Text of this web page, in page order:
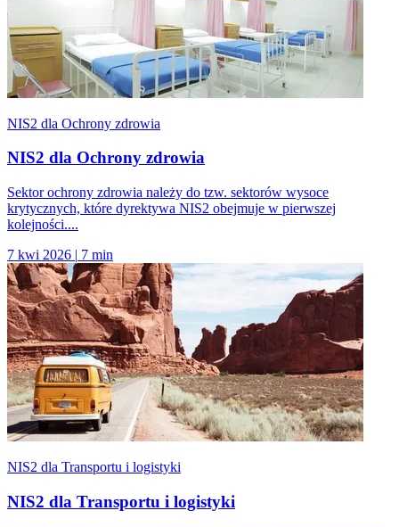
NIS2 dla Ochrony zdrowia
NIS2 dla Ochrony zdrowia
Sektor ochrony zdrowia należy do tzw. sektorów wysoce
krytycznych, które dyrektywa NIS2 obejmuje w pierwszej
kolejności....
7 kwi 2026 | 7 min
NIS2 dla Transportu i logistyki
NIS2 dla Transportu i logistyki